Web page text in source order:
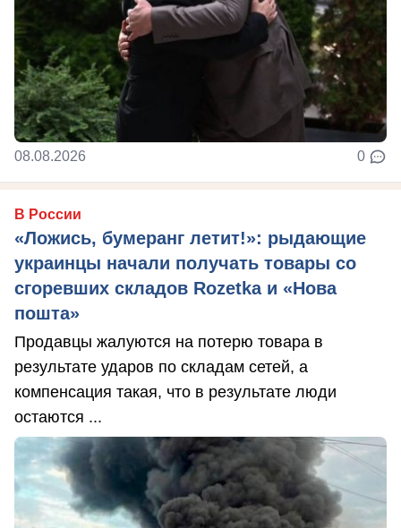
08.08.2026 0
В России
«Ложись, бумеранг летит!»: рыдающие
украинцы начали получать товары со
сгоревших складов Rozetka и «Нова
пошта»
Продавцы жалуются на потерю товара в
результате ударов по складам сетей, а
компенсация такая, что в результате люди
остаются ...